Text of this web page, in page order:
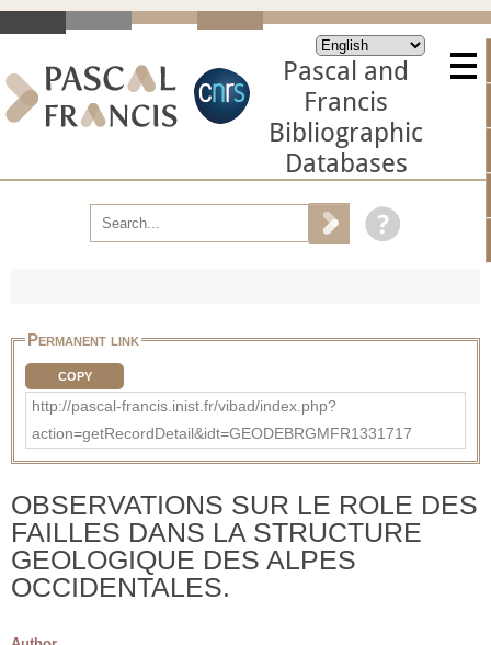
Pascal and
Francis
Bibliographic
Databases
Permanent link
COPY
http://pascal-francis.inist.fr/vibad/index.php?
action=getRecordDetail&idt=GEODEBRGMFR1331717
OBSERVATIONS SUR LE ROLE DES
FAILLES DANS LA STRUCTURE
GEOLOGIQUE DES ALPES
OCCIDENTALES.